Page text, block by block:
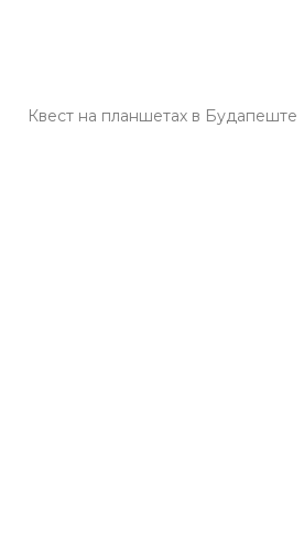
Квест на планшетах в Будапеште